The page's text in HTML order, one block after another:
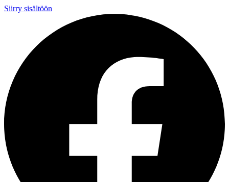
Siirry sisältöön